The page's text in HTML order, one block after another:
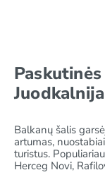
Juodkalnija
Balkanų šalis
artumas,
turistus.
Herceg Novi,